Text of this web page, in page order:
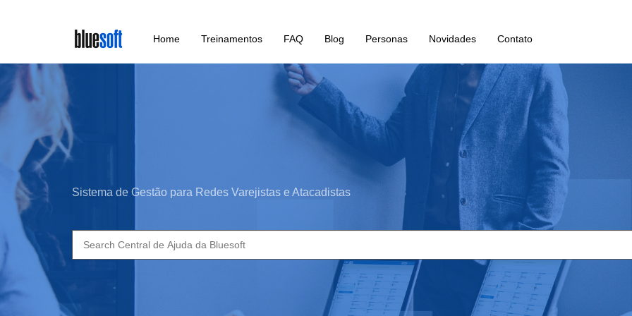
main
content
Home Treinamentos FAQ Blog Personas Novidades Contato
Sistema de Gestão para Redes Varejistas e Atacadistas
Search
for: